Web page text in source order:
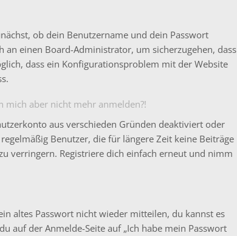
ob dein Benutzername und dein Passwort
an einen Board-Administrator, um sicherzugehen, dass
dass ein Konfigurationsproblem mit der Website
mich aber nicht mehr anmelden?!
aus verschieden Gründen deaktiviert oder
Benutzer, die für längere Zeit keine Beiträge
verringern. Registriere dich einfach erneut und nimm
altes Passwort nicht wieder mitteilen, du kannst es
auf der Anmelde-Seite auf „Ich habe mein Passwort